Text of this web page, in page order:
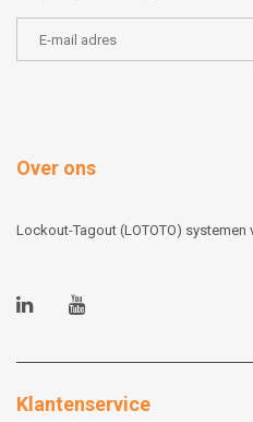
Over ons
Lockout-Tagout (LOTOTO)
Klantenservice